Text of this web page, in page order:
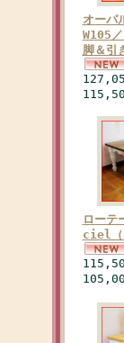
オーバ
W105
脚＆引
ローテ
ciel（